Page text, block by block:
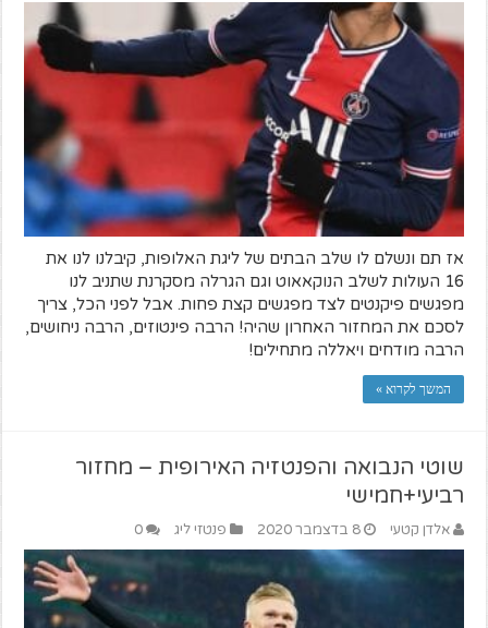
אז תם ונשלם לו שלב הבתים של ליגת האלופות, קיבלנו לנו את
16 העולות לשלב הנוקאאוט וגם הגרלה מסקרנת שתניב לנו
מפגשים פיקנטים לצד מפגשים קצת פחות. אבל לפני הכל, צריך
לסכם את המחזור האחרון שהיה! הרבה פינטוזים, הרבה ניחושים,
הרבה מודחים ויאללה מתחילים!
המשך לקרוא »
שוטי הנבואה והפנטזיה האירופית – מחזור
רביעי+חמישי
אלדן קטעי 8 בדצמבר 2020 פנטזי ליג 0